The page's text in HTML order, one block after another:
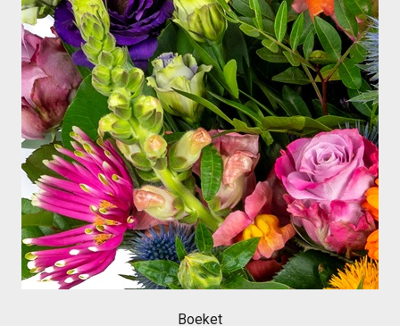
Boeket